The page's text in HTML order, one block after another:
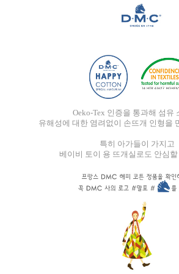
Oeko-Tex 인증을 통과해 섬유
유해성에 대한 염려없이 손뜨개 인형을
특히 아가들이 가지고
베이비 토이 용 뜨개실로도 안심할